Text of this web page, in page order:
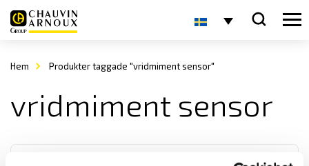
Hem Produkter taggade "vridmiment sensor"
vridmiment sensor